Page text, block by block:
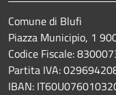
Comune di Blufi
Piazza Municipio, 1
Codice Fiscale:
Partita IVA:
IBAN: